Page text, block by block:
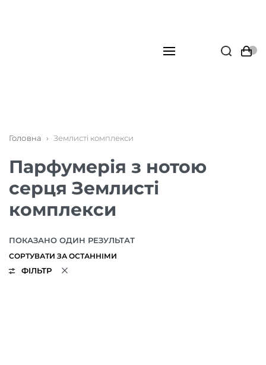
Головна › Землисті комплекси
Парфумерія з нотою
серця Землисті
комплекси
ПОКАЗАНО ОДИН РЕЗУЛЬТАТ
ФІЛЬТР